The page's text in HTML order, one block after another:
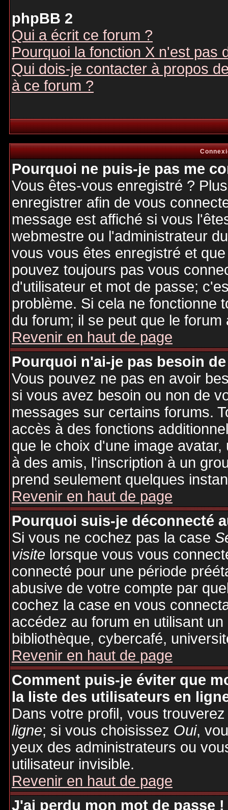
phpBB 2
Qui a écrit ce forum ?
Pourquoi la fonction X n'est pas
Qui dois-je contacter à propos
à ce forum ?
Pourquoi ne puis-je pas me
Vous êtes-vous enregistré ?
enregistrer afin de vous
message est affiché si vous
webmestre ou l'administrateur
vous vous êtes enregistré et
pouvez toujours pas vous
d'utilisateur et mot de passe;
problème. Si cela ne fonctionne
du forum; il se peut que le
Revenir en haut de page
Pourquoi n'ai-je pas besoin
Vous pouvez ne pas en avoir
si vous avez besoin ou non de
messages sur certains forums.
accès à des fonctions
que le choix d'une image
à des amis, l'inscription à un
prend seulement quelques
Revenir en haut de page
Pourquoi suis-je déconnecté
Si vous ne cochez pas la case
visitelorsque vous vous
connecté pour une période
abusive de votre compte par
cochez la case en vous
accédez au forum en utilisant
bibliothèque, cybercafé,
Revenir en haut de page
Comment puis-je éviter que
la liste des utilisateurs en
Dans votre profil, vous
ligne; si vous choisissezOui,
yeux des administrateurs ou
utilisateur invisible.
Revenir en haut de page
J'ai perdu mon mot de passe !